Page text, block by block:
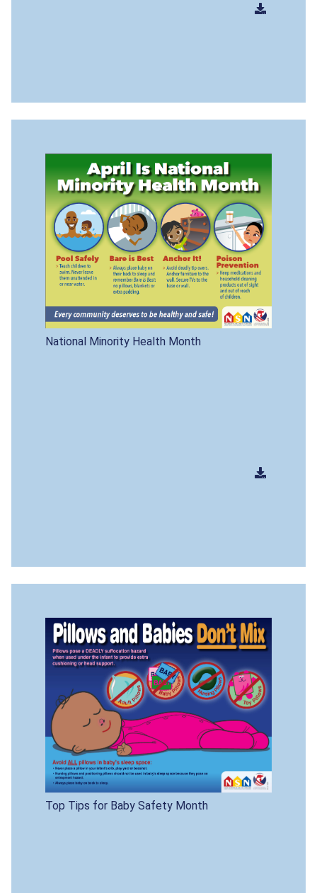
National Minority Health Month
Top Tips for Baby Safety Month